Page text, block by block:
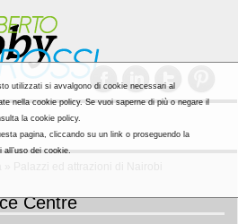
Centre
utilizzati si avvalgono di cookie necessari al
nella cookie policy. Se vuoi saperne di più o negare il
la cookie policy.
pagina, cliccando su un link o proseguendo la
all’uso dei cookie.